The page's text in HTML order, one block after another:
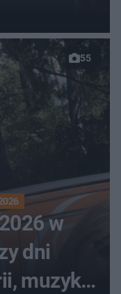
55
w
dni
muzyki i